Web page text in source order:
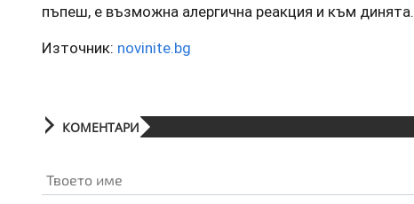
пъпеш, е възможна алергична реакция и към динята.
Източник: novinite.bg
КОМЕНТАРИ
Твоето име